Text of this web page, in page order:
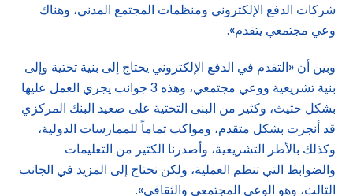
شركات الدفع الإلكتروني ومنظمات المجتمع المدني، وهناك
وعي مجتمعي يتقدم».
وبين أن «التقدم في الدفع الإلكتروني يحتاج إلى بنية تحتية وإلى
بنية تشريعية ووعي مجتمعي، وهذه 3 جوانب يجري العمل عليها
بشكل حثيث، وكثير من البنى التحتية على صعيد البنك المركزي
قد أنجزت بشكل متقدم، ومواكب تماماً للممارسات الدولية،
وكذلك بالأطر التشريعية، وأصدرنا الكثير من التعليمات
والضوابط التي تنظم العملية، ولكن نحتاج إلى المزيد في الجانب
الثالث، وهو الوعي المجتمعي والثقافي».